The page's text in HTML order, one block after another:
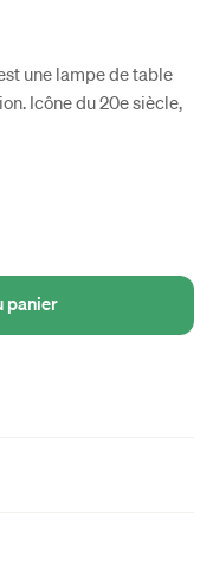
une lampe de table
Icône du 20e siècle,
panier